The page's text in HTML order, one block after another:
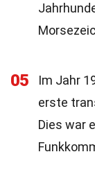
05
Im Jahr
erste
Dies war